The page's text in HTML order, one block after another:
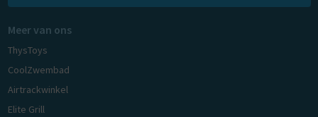
Meer van ons
ThysToys
CoolZwembad
Airtrackwinkel
Elite Grill